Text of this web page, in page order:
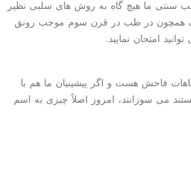
سنتی ما هیچ گاه به روش های سلبی نظیر
همچون در طب در قرن سوم موجب رونق
امتحان نمایید.
فاحش هست و اگر پیشینیان ما هم با
می سوزانند، امروز اصلاً چیزی به اسم